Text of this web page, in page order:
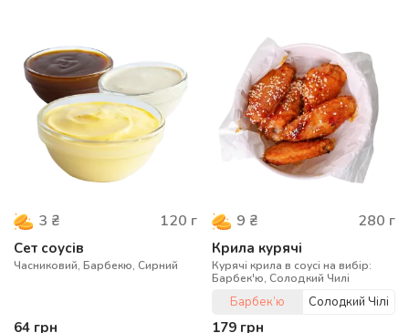
3 ₴ 120 г
Сет соусів
Часниковий, Барбекю, Сирний
64 грн
9 ₴ 280 г
Крила курячі
Курячі крила в соусі на вибір:
Барбек'ю, Солодкий Чилі
Барбек’ю Солодкий Чілі
179 грн